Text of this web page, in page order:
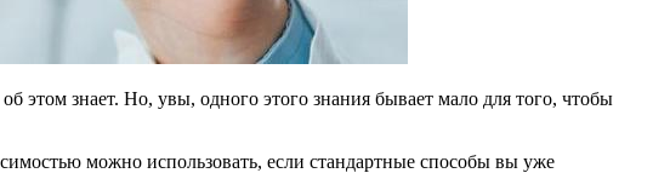
знает. Но, увы, одного этого знания бывает мало для того, чтобы
можно использовать, если стандартные способы вы уже